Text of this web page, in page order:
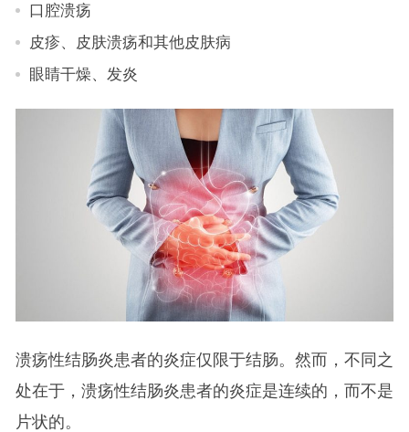
口腔溃疡
皮疹、皮肤溃疡和其他皮肤病
眼睛干燥、发炎
溃疡性结肠炎患者的炎症仅限于结肠。然而，不同之
处在于，溃疡性结肠炎患者的炎症是连续的，而不是
片状的。